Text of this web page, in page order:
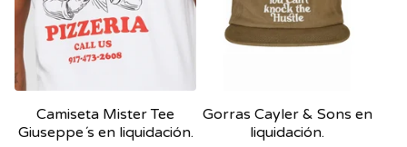
Camiseta Mister Tee
Giuseppe´s en liquidación.
Gorras Cayler & Sons en
liquidación.